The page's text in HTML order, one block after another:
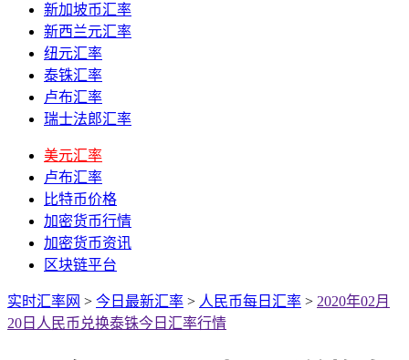
新加坡币汇率
新西兰元汇率
纽元汇率
泰铢汇率
卢布汇率
瑞士法郎汇率
美元汇率
卢布汇率
比特币价格
加密货币行情
加密货币资讯
区块链平台
实时汇率网 > 今日最新汇率 > 人民币每日汇率 > 2020年02月
20日人民币兑换泰铢今日汇率行情